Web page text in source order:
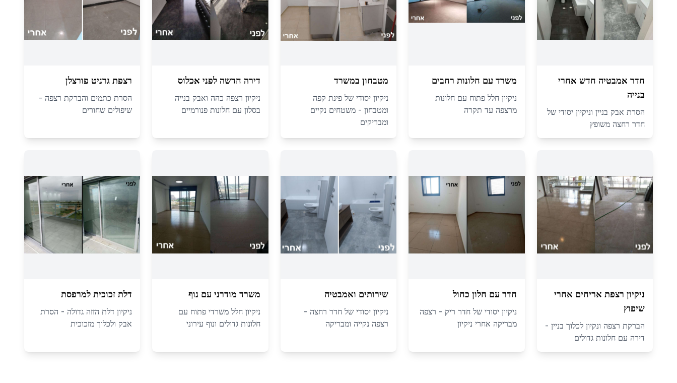
חדר אמבטיה חדש אחרי
בנייה
הסרת אבק בניין וניקיון יסודי של
חדר רחצה משופץ
משרד עם חלונות רחבים
ניקיון חלל פתוח עם חלונות
מרצפה עד תקרה
מטבחון במשרד
ניקיון יסודי של פינת קפה
ומטבחון - משטחים נקיים
ומבריקים
דירה חדשה לפני אכלוס
ניקיון רצפה כהה ואבק בנייה
בסלון עם חלונות פנורמיים
רצפת גרניט פורצלן
הסרת כתמים והברקת רצפה -
שיפולים שחורים
ניקיון רצפת אריחים אחרי
שיפוץ
הברקת רצפה ונקיון לכלוך בניין -
דירה עם חלונות גדולים
חדר עם חלון כחול
ניקיון יסודי של חדר ריק - רצפה
מבריקה אחרי ניקיון
שירותים ואמבטיה
ניקיון יסודי של חדר רחצה -
רצפה נקייה ומבריקה
משרד מודרני עם נוף
ניקיון חלל משרדי פתוח עם
חלונות גדולים ונוף עירוני
דלת זכוכית למרפסת
ניקיון דלת הזזה גדולה - הסרת
אבק ולכלוך מזכוכית